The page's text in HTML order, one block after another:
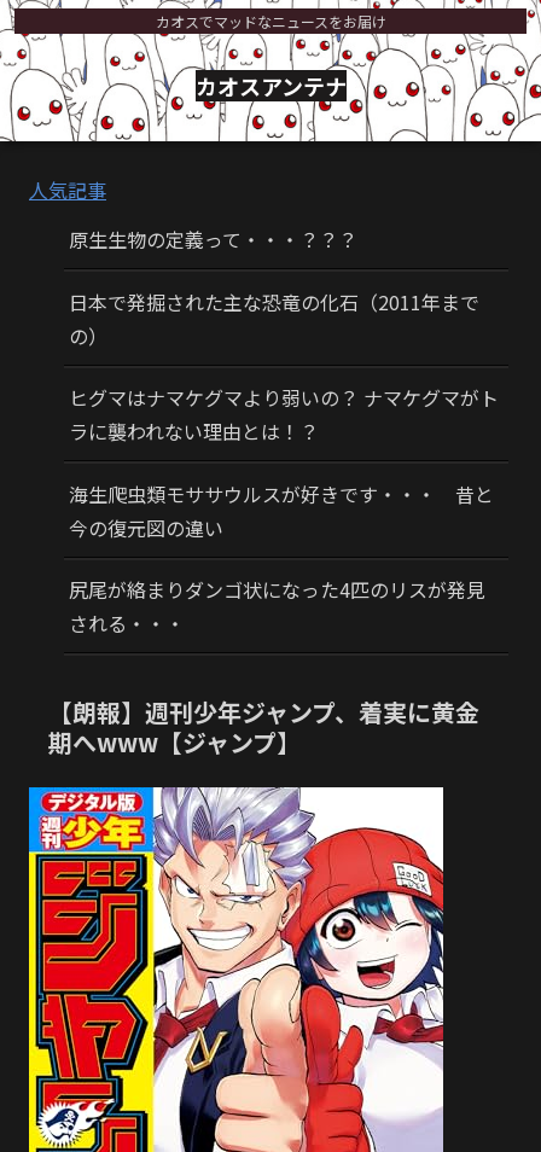
カオスでマッドなニュースをお届け
カオスアンテナ
人気記事
原生生物の定義って・・・？？？
日本で発掘された主な恐竜の化石（2011年まで
の）
ヒグマはナマケグマより弱いの？ ナマケグマがト
ラに襲われない理由とは！？
海生爬虫類モササウルスが好きです・・・ 昔と
今の復元図の違い
尻尾が絡まりダンゴ状になった4匹のリスが発見
される・・・
【朗報】週刊少年ジャンプ、着実に黄金
期へwww【ジャンプ】